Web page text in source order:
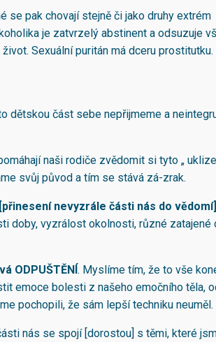
se pak chovají stejně či jako druhy extrém
je zatvrzelý abstinent a odsuzuje
Sexuální puritán má dceru prostitutku.
dětskou část sebe nepřijmeme a
naši rodiče zvědomit si tyto „
svůj původ a tím se stává zá-zrak.
[přinesení nevyzrále části nás do
doby, vyzrálost okolnosti, různé zatajené
ODPUŠTĚNÍ . Myslíme tím, že to vše
emoce bolesti z našeho emočního těla,
pochopili, že sám lepší techniku neuměl.
nás se spojí [dorostou] s těmi, které